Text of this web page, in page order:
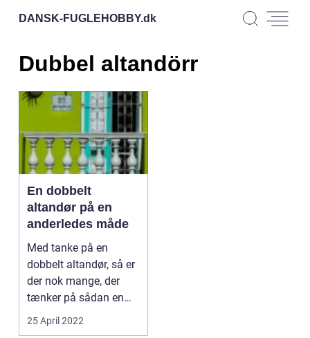
DANSK-FUGLEHOBBY.dk
Dubbel altandörr
En dobbelt
altandør på en
anderledes måde
Med tanke på en
dobbelt altandør, så er
der nok mange, der
tænker på sådan en
type som den
her:https...
25 April 2022